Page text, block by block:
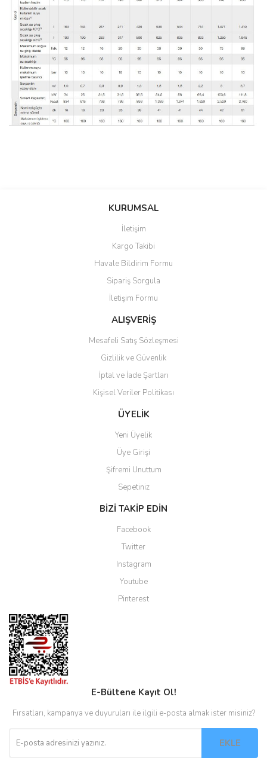
Bu ürüne ilk yorumu siz yapın!
Ürün hakkında henüz soru sorulmamış.
Ürün resmi kalitesiz, bozuk veya görüntülenemiyor.
Ürün açıklamasında eksik bilgiler bulunuyor.
Ürün bilgilerinde hatalar bulunuyor.
Ürün fiyatı diğer sitelerden daha pahalı.
Bu ürüne benzer farklı alternatifler olmalı.
Gönder
KURUMSAL
İletişim
Kargo Takibi
Havale Bildirim Formu
Sipariş Sorgula
İletişim Formu
ALIŞVERİŞ
Mesafeli Satış Sözleşmesi
Gizlilik ve Güvenlik
İptal ve İade Şartları
Kişisel Veriler Politikası
ÜYELİK
Yeni Üyelik
Üye Girişi
Şifremi Unuttum
Sepetiniz
BİZİ TAKİP EDİN
Facebook
Twitter
Instagram
Youtube
Pinterest
E-Bültene Kayıt Ol!
Fırsatları, kampanya ve duyuruları ile ilgili e-posta almak ister misiniz?
EKLE